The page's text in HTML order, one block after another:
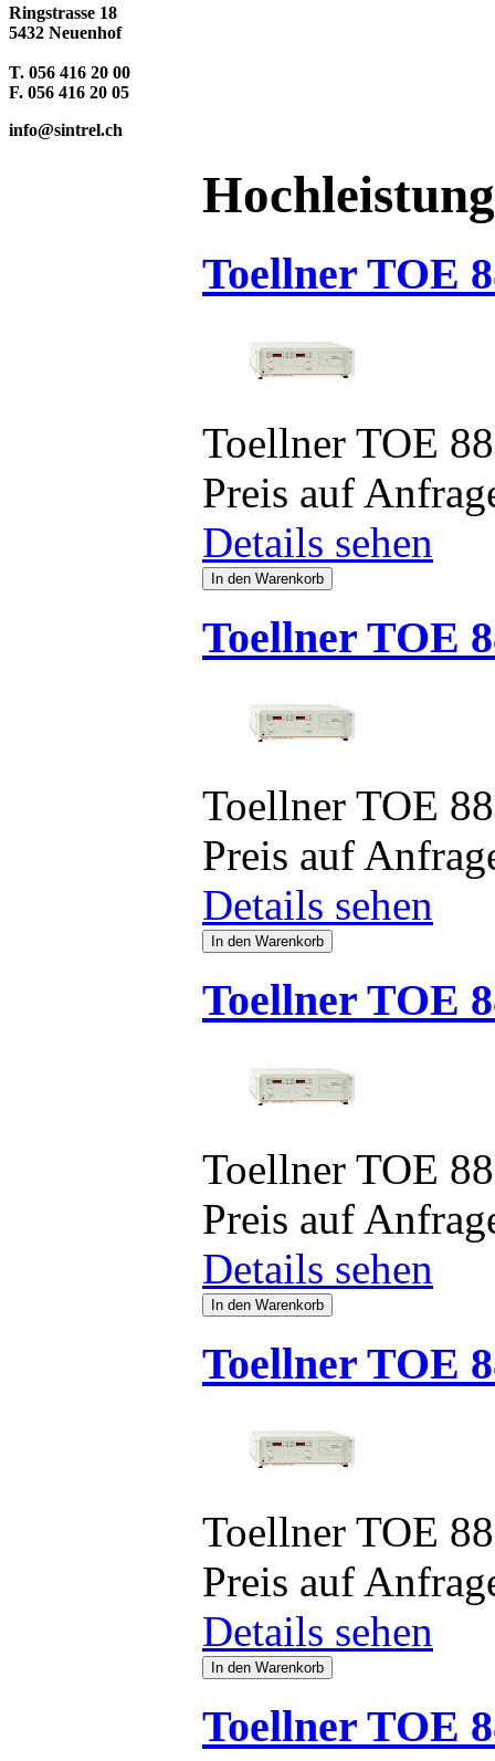
Ringstrasse 18
5432 Neuenhof
T. 056 416 20 00
F. 056 416 20 05
info@sintrel.ch
Hochleistung
Toellner TOE
Toellner TOE
Preis auf
Details sehen
Toellner TOE
Toellner TOE
Preis auf
Details sehen
Toellner TOE
Toellner TOE
Preis auf
Details sehen
Toellner TOE
Toellner TOE
Preis auf
Details sehen
Toellner TOE